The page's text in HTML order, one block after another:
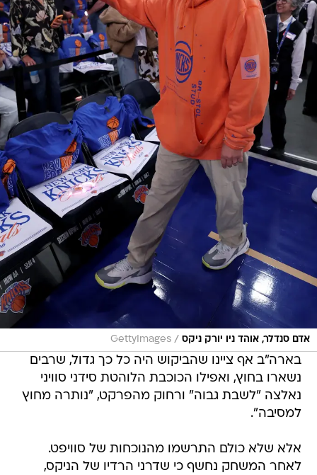
אדם סנדלר, אוהד ניו יורק ניקס /
GettyImages
בארה"ב אף ציינו שהביקוש היה כל כך גדול, שרבים
נשארו בחוץ, ואפילו הכוכבת הלוהטת סידני סוויני
נאלצה "לשבת גבוה" ורחוק מהפרקט, "נותרה מחוץ
למסיבה".
אלא שלא כולם התרשמו מהנוכחות של סוויפט.
לאחר המשחק נחשף כי שדרני הרדיו של הניקס,